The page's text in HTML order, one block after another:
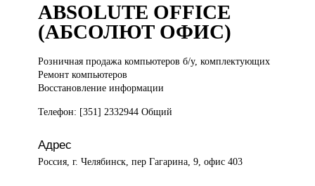
ABSOLUTE OFFICE
(АБСОЛЮТ ОФИС)
Розничная продажакомпьютеров б/у, комплектующих
Ремонт компьютеров
Восстановление информации
Телефон: [351] 2332944 Общий
Адрес
Россия, г. Челябинск, пер Гагарина, 9, офис 403